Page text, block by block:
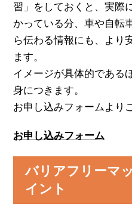
習」をしておくと、実際
かっている分、車や自転
ら伝わる情報にも、より
ます。
イメージが具体的である
身につきます。
お申し込みフォームより
お申し込みフォーム
バリアフリーマ
イント